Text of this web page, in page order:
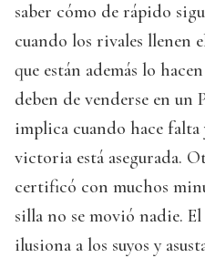
saber cómo de rápido
cuando los rivales llenen
que están además lo hacen
deben de venderse en un
implica cuando hace
victoria está asegurada.
certificó con muchos
silla no se movió nadie.
ilusiona a los suyos y